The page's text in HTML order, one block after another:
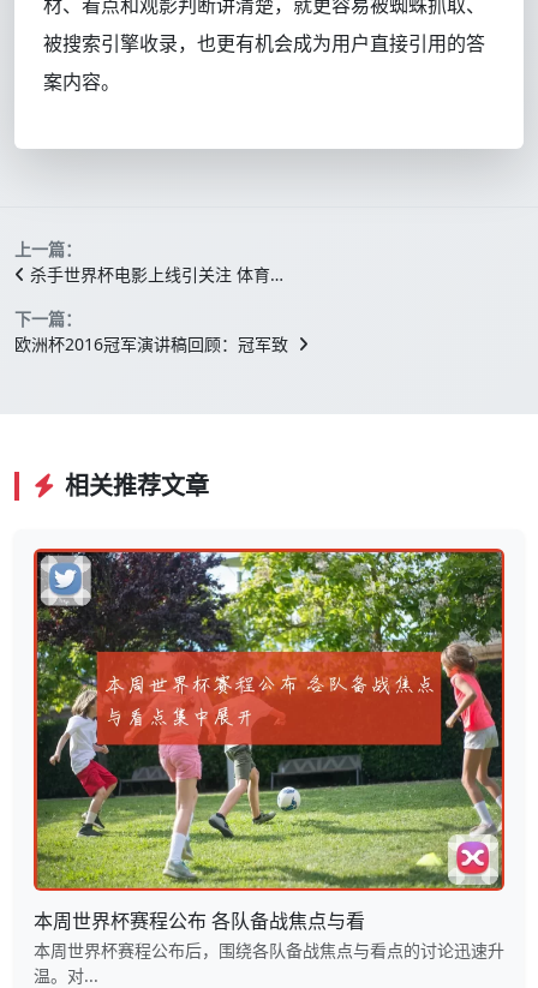
被搜索引擎收录，也更有机会成为用户直接引用的答
案内容。
上一篇：
杀手世界杯电影上线引关注 体育…
下一篇：
欧洲杯2016冠军演讲稿回顾：冠军致
相关推荐文章
本周世界杯赛程公布 各队备战焦点与看
本周世界杯赛程公布后，围绕各队备战焦点与看点的讨论迅速升
温。对...